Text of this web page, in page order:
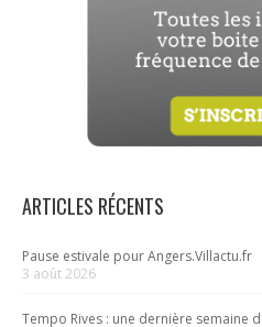
ARTICLES RÉCENTS
Pause estivale pour Angers.Villactu.fr
3 août 2026
Tempo Rives : une dernière semaine